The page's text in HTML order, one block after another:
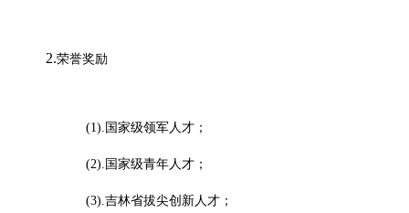
2.荣誉奖励
(1).国家级领军人才；
(2).国家级青年人才；
(3).吉林省拔尖创新人才；